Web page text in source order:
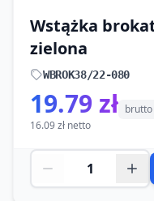
Wstążka
zielona
WBROK38/22-080
19.79 zł brutto
16.09 zł netto